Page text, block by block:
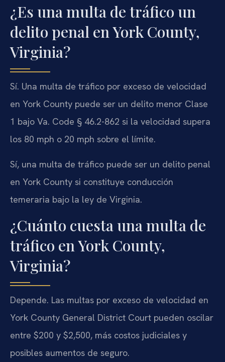
¿Es una multa de tráfico un
delito penal en York County,
Virginia?
Sí. Una multa de tráfico por exceso de velocidad
en York County puede ser un delito menor Clase
1 bajo Va. Code § 46.2-862 si la velocidad supera
los 80 mph o 20 mph sobre el límite.
Sí, una multa de tráfico puede ser un delito penal
en York County si constituye conducción
temeraria bajo la ley de Virginia.
¿Cuánto cuesta una multa de
tráfico en York County,
Virginia?
Depende. Las multas por exceso de velocidad en
York County General District Court pueden oscilar
entre $200 y $2,500, más costos judiciales y
posibles aumentos de seguro.